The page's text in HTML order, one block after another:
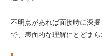
不明点があれば面接時に深
で、表面的な理解にとどま